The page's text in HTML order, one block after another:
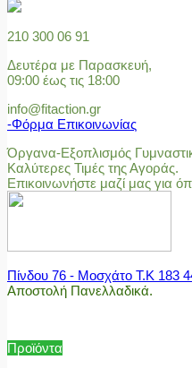
210 300 06 91
Δευτέρα με Παρασκευή,
09:00 έως τις 18:00
info@fitaction.gr
-Φόρμα Επικοινωνίας
Όργανα-Εξοπλισμός
Καλύτερες Τιμές της Αγοράς.
Επικοινωνήστε μαζί μας για
Πίνδου 76 - Μοσχάτο Τ.Κ 183
Αποστολή Πανελλαδικά.
Προϊόντα